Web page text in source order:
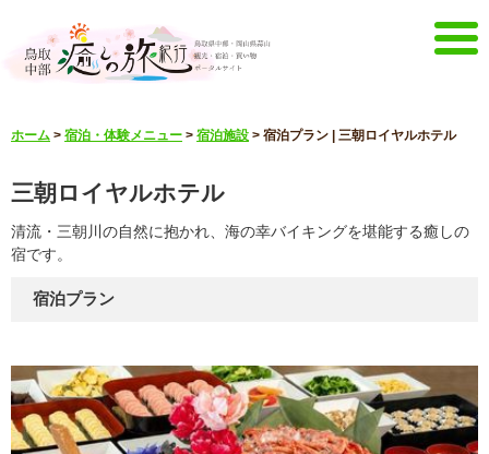
ホーム イベントキャンペーン
宿泊・体験メニュー
見どころ映像 お知らせ
言語選択
English
メルマガ&パンフレット
メルマガ配信 パンフレット
その他のメニュー
ホーム > 宿泊・体験メニュー > 宿泊施設 > 宿泊プラン | 三朝ロイヤルホテル
三朝ロイヤルホテル
清流・三朝川の自然に抱かれ、海の幸バイキングを堪能する癒しの
宿です。
宿泊プラン